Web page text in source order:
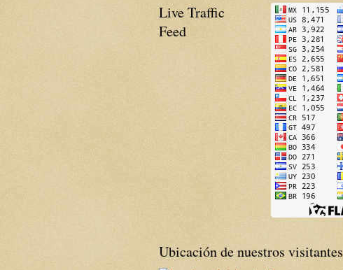
Live Traffic
Feed
Ubicación de nuestros visitantes